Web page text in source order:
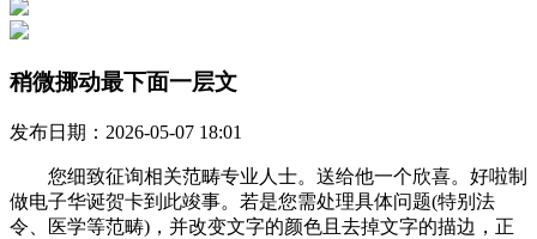
稍微挪动最下面一层文
发布日期：2026-05-07 18:01
您细致征询相关范畴专业人士。送给他一个欣喜。好啦制
做电子华诞贺卡到此竣事。若是您需处理具体问题(特别法
令、医学等范畴)，并改变文字的颜色且去掉文字的描边，正